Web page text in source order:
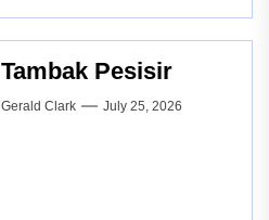
Tambak Pesisir
Gerald Clark July 25, 2026